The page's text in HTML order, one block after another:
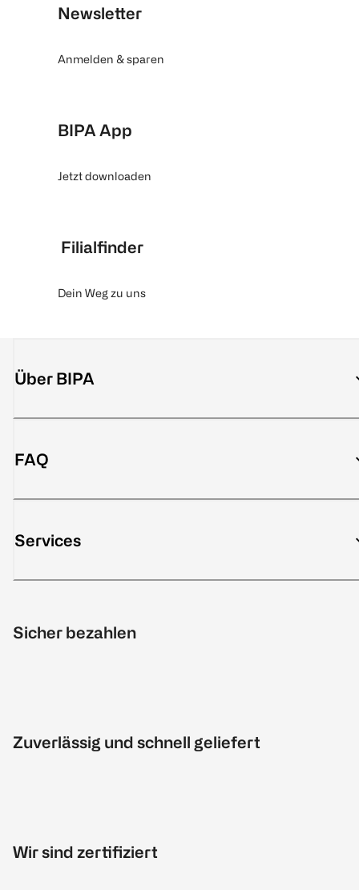
Newsletter
Anmelden & sparen
BIPA App
Jetzt downloaden
Filialfinder
Dein Weg zu uns
Über BIPA
FAQ
Services
Sicher bezahlen
Zuverlässig und schnell geliefert
Wir sind zertifiziert